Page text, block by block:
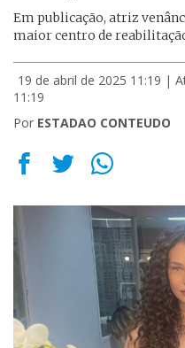
Em publicação, atriz
maior centro de
19 de abril de 2025 11:19 |
11:19
Por ESTADAO CONTEUDO